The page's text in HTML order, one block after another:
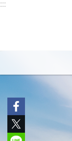
跳到主要內容區塊
:::